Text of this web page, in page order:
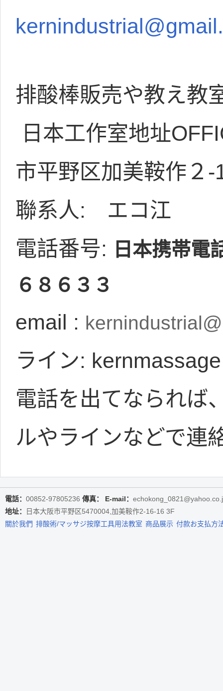
排酸棒販売や教え教
日本工作室地址
市平野区加美鞍作２-
聯系人: エコ江
電話番号:
日本携帯
６８６３３
email :
ライン: kernmassage
電話を出てなられば
ルやラインなどで連
電話： 00852-97805236 傳真： E-mail：
地址：
日本大阪市平野区5470004,加美鞍作2-16-16 3F
關於我們 排酸術/マッサジ按摩工具用法教室 商品展示 付款お支払方